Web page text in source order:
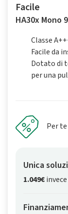
Facile
HA30x Mono
Classe
Facile da
Dotato di
per una
Per te
Unica
1.049€